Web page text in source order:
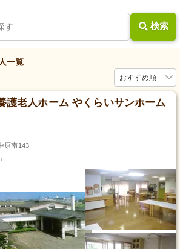
検索
一覧
おすすめ順
護老人ホーム やくらいサンホーム
原南143